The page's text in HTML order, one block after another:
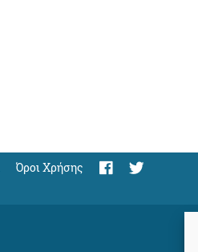
Όροι Χρήσης